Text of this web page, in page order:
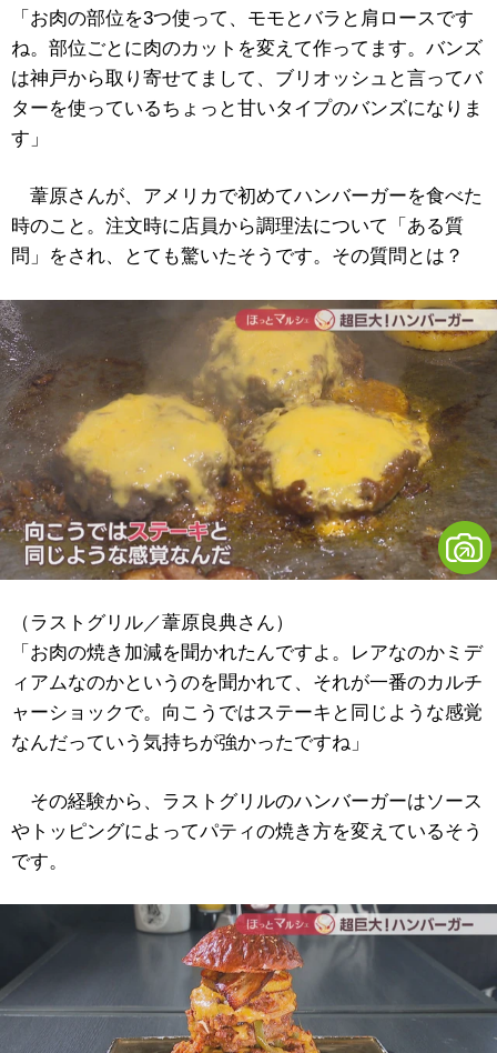
「お肉の部位を3つ使って、モモとバラと肩ロースです
ね。部位ごとに肉のカットを変えて作ってます。バンズ
は神戸から取り寄せてまして、ブリオッシュと言ってバ
ターを使っているちょっと甘いタイプのバンズになりま
す」
葦原さんが、アメリカで初めてハンバーガーを食べた
時のこと。注文時に店員から調理法について「ある質
問」をされ、とても驚いたそうです。その質問とは？
（ラストグリル／葦原良典さん）
「お肉の焼き加減を聞かれたんですよ。レアなのかミデ
ィアムなのかというのを聞かれて、それが一番のカルチ
ャーショックで。向こうではステーキと同じような感覚
なんだっていう気持ちが強かったですね」
その経験から、ラストグリルのハンバーガーはソース
やトッピングによってパティの焼き方を変えているそう
です。